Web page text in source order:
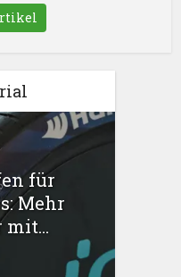
für
Mehr